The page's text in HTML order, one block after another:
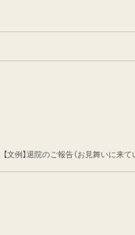
【文例】退院のご報告（お見舞いに来て